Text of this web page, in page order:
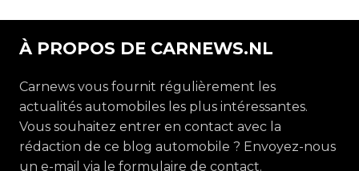
À PROPOS DE CARNEWS.NL
Carnews vous fournit régulièrement les
actualités automobiles les plus intéressantes.
Vous souhaitez entrer en contact avec la
rédaction de ce blog automobile ? Envoyez-nous
un e-mail via le formulaire de contact.